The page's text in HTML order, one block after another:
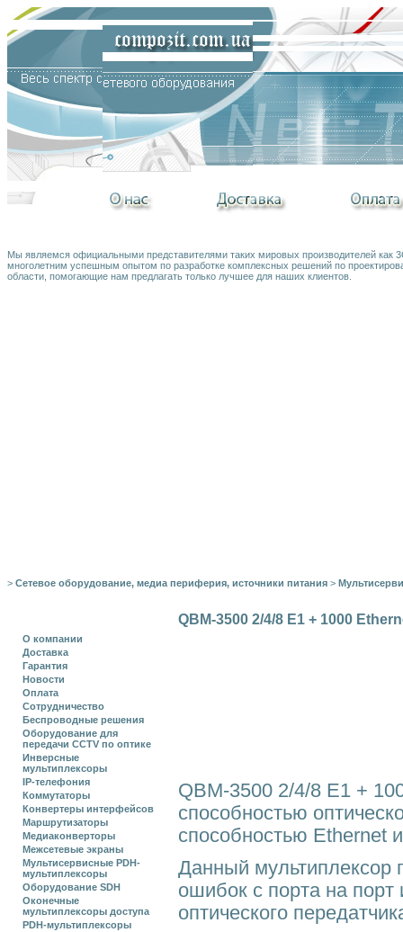
Мы являемся официальными представителями таких мировых производителей как
многолетним успешным опытом по разработке комплексных решений по
области, помогающие нам предлагать только лучшее для наших клиентов.
> Сетевое оборудование, медиа периферия, источники питания >
О компании
Доставка
Гарантия
Новости
Оплата
Сотрудничество
Беспроводные решения
Оборудование для
передачи CCTV по оптике
Инверсные
мультиплексоры
IP-телефония
Коммутаторы
Конвертеры интерфейсов
Маршрутизаторы
Медиаконверторы
Межсетевые экраны
Мультисервисные PDH-
мультиплексоры
Оборудование SDH
Оконечные
мультиплексоры доступа
PDH-мультиплексоры
QBM-3500 2/4/8 E1 + 1000
QBM-3500 2/4/8 E1 +
способностью
способностью Ethernet
Данный мультиплексор
ошибок с порта на
оптического